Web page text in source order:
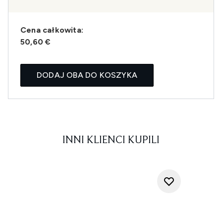
Cena całkowita:
50,60 €
DODAJ OBA DO KOSZYKA
INNI KLIENCI KUPILI